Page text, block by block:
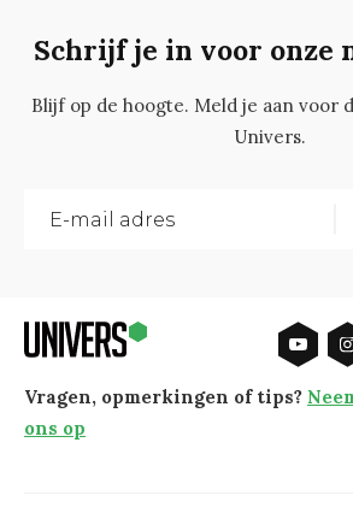
Schrijf je in voor onze
Blijf op de hoogte. Meld je aan voor
Univers.
Vragen, opmerkingen of tips?
ons op